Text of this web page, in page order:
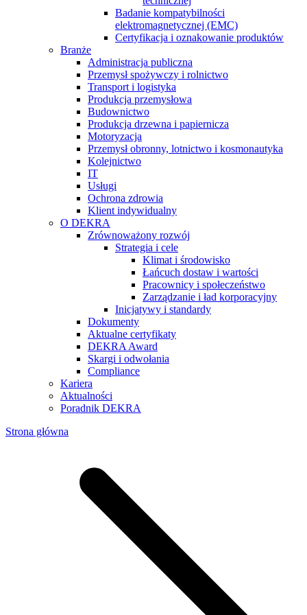
Badanie kompatybilności
elektromagnetycznej (EMC)
Certyfikacja i oznakowanie produktów
Branże
Administracja publiczna
Przemysł spożywczy i rolnictwo
Transport i logistyka
Produkcja przemysłowa
Budownictwo
Produkcja drzewna i papiernicza
Motoryzacja
Przemysł obronny, lotnictwo i kosmonautyka
Kolejnictwo
IT
Usługi
Ochrona zdrowia
Klient indywidualny
O DEKRA
Zrównoważony rozwój
Strategia i cele
Klimat i środowisko
Łańcuch dostaw i wartości
Pracownicy i społeczeństwo
Zarządzanie i ład korporacyjny
Inicjatywy i standardy
Dokumenty
Aktualne certyfikaty
DEKRA Award
Skargi i odwołania
Compliance
Kariera
Aktualności
Poradnik DEKRA
Strona główna